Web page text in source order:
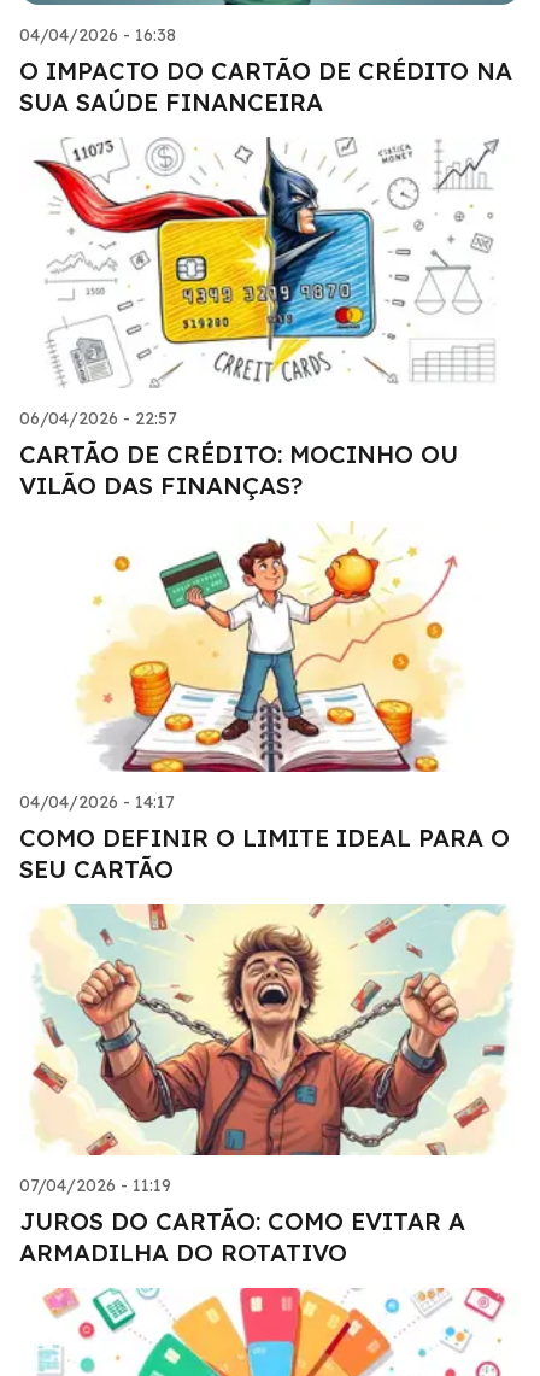
04/04/2026 - 16:38
O IMPACTO DO CARTÃO DE CRÉDITO NA
SUA SAÚDE FINANCEIRA
06/04/2026 - 22:57
CARTÃO DE CRÉDITO: MOCINHO OU
VILÃO DAS FINANÇAS?
04/04/2026 - 14:17
COMO DEFINIR O LIMITE IDEAL PARA O
SEU CARTÃO
07/04/2026 - 11:19
JUROS DO CARTÃO: COMO EVITAR A
ARMADILHA DO ROTATIVO